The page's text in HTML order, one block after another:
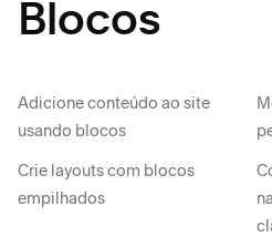
Blocos
Adicione conteúdo ao site
usando blocos
Crie layouts com blocos
empilhados